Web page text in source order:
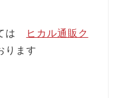
は
ヒカル通販ク
ります